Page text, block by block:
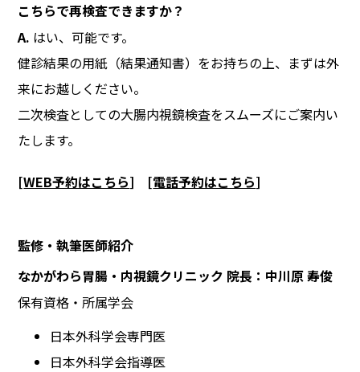
こちらで再検査できますか？
A. はい、可能です。
健診結果の用紙（結果通知書）をお持ちの上、まずは外
来にお越しください。
二次検査としての大腸内視鏡検査をスムーズにご案内い
たします。
[WEB予約はこちら] [電話予約はこちら]
監修・執筆医師紹介
なかがわら胃腸・内視鏡クリニック 院長：中川原 寿俊
保有資格・所属学会
日本外科学会専門医
日本外科学会指導医